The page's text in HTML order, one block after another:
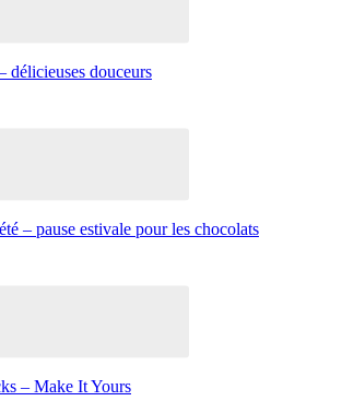
délicieuses douceurs
– pause estivale pour les chocolats
– Make It Yours